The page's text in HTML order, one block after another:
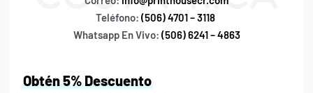
Teléfono: (506) 4701 – 3118
Whatsapp En Vivo: (506) 6241 – 4863
Obtén 5% Descuento